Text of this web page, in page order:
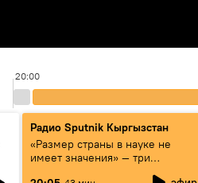
20:00
Радио Sputnik Кыргызстан
«Размер страны в науке не
имеет значения» — три
эксперта о сотрудничестве